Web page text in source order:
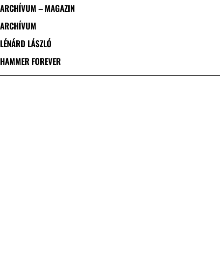
ARCHÍVUM – MAGAZIN
ARCHÍVUM
LÉNÁRD LÁSZLÓ
HAMMER FOREVER